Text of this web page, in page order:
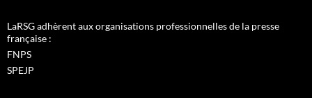
LaRSG adhèrent aux organisations professionnelles de la presse
française :
FNPS
SPEJP